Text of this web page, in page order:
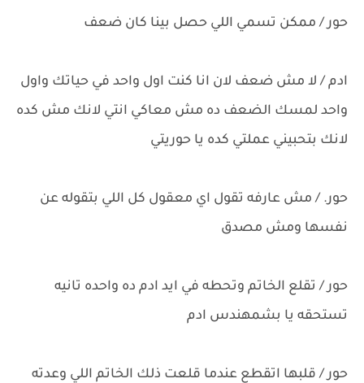
حور / ممكن تسمي اللي حصل بينا كان ضعف
ادم / لا مش ضعف لان انا كنت اول واحد في حياتك واول
واحد لمسك الضعف ده مش معاكي انتي لانك مش كده
لانك بتحبيني عملتي كده يا حوريتي
حور. / مش عارفه تقول اي معقول كل اللي بتقوله عن
نفسها ومش مصدق
حور / تقلع الخاتم وتحطه في ايد ادم ده واحده تانيه
تستحقه يا بشمهندس ادم
حور / قلبها اتقطع عندما قلعت ذلك الخاتم اللي وعدته